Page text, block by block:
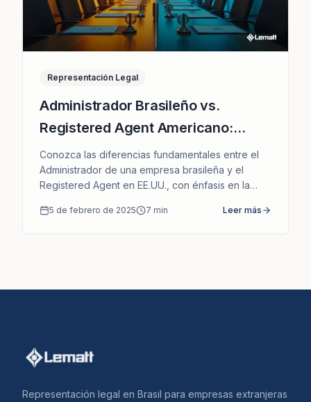
Representación Legal
Administrador Brasileño vs.
Registered Agent Americano:
Entienda las Diferencias de
Responsabilidad
Conozca las diferencias fundamentales entre el
Administrador de una empresa brasileña y el
Registered Agent en EE.UU., con énfasis en la
5 de febrero de 2025 7 min Leer más
Representación legal en Brasil para empresas extranjeras